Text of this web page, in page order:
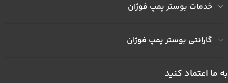
خدمات بوستر پمپ فوژان
گارانتی بوستر پمپ فوژان
به ما اعتماد کنید